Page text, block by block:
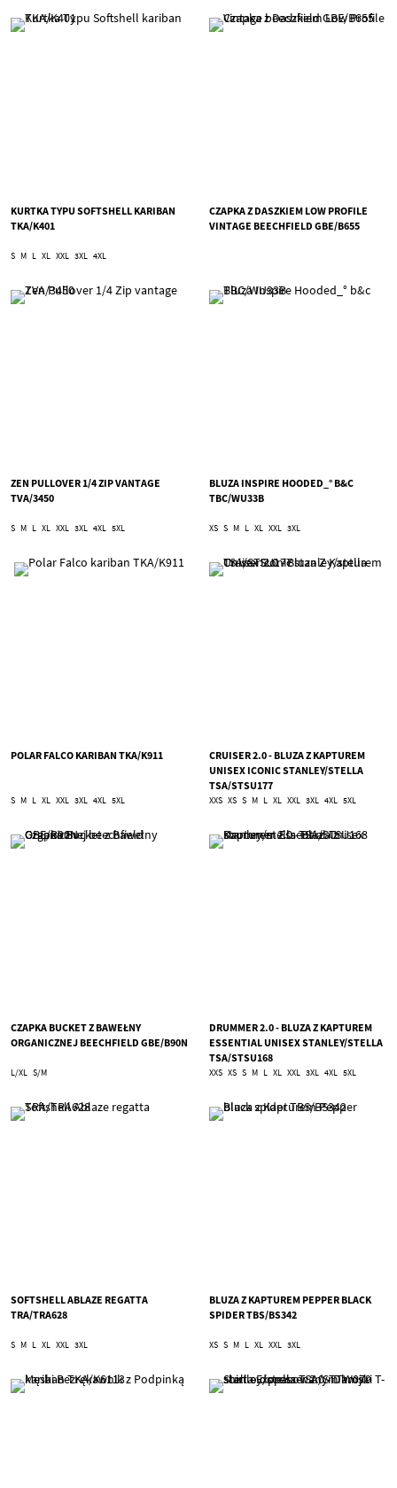
KURTKA TYPU SOFTSHELL KARIBAN
TKA/K401
S M L XL XXL 3XL 4XL
CZAPKA Z DASZKIEM LOW PROFILE
VINTAGE BEECHFIELD GBE/B655
ZEN PULLOVER 1/4 ZIP VANTAGE
TVA/3450
S M L XL XXL 3XL 4XL 5XL
BLUZA INSPIRE HOODED_° B&C
TBC/WU33B
XS S M L XL XXL 3XL
POLAR FALCO KARIBAN TKA/K911
S M L XL XXL 3XL 4XL 5XL
CRUISER 2.0 - BLUZA Z KAPTUREM
UNISEX ICONIC STANLEY/STELLA
TSA/STSU177
XXS XS S M L XL XXL 3XL 4XL 5XL
CZAPKA BUCKET Z BAWEŁNY
ORGANICZNEJ BEECHFIELD GBE/B90N
L/XL S/M
DRUMMER 2.0 - BLUZA Z KAPTUREM
ESSENTIAL UNISEX STANLEY/STELLA
TSA/STSU168
XXS XS S M L XL XXL 3XL 4XL 5XL
SOFTSHELL ABLAZE REGATTA
TRA/TRA628
S M L XL XXL 3XL
BLUZA Z KAPTUREM PEPPER BLACK
SPIDER TBS/BS342
XS S M L XL XXL 3XL